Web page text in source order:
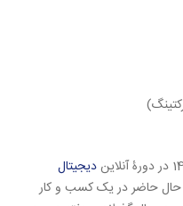
دیجیتال
حاضر در یک کسب و کار